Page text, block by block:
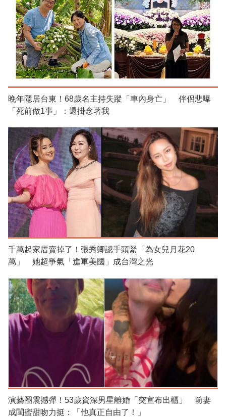
晚年隱居台東！68歲名主持失蹤「車內身亡」 伴侶悲曝
「死前做1事」：還掛念著我
千萬起家厝賣掉了！張秀卿認手頭緊「為女兒月花20
萬」 她超爭氣「進軍美國」成台灣之光
演藝圈震撼彈！53歲資深男星離婚「突宣布出櫃」 前妻
成閨蜜甜吻力挺：「他真正自由了！」